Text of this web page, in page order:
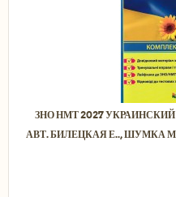
ЗНО НМТ 2027
АВТ. БИЛЕЦКАЯ Е.., ШУМКА